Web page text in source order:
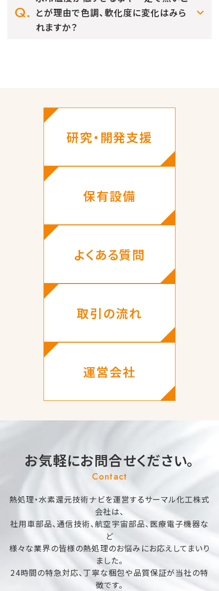
とが理由で色調、軟化度に変化はみら
れますか？
研究・開発支援
保有設備
よくある質問
取引の流れ
運営会社
お気軽にお問合せください。
Contact
熱処理・水素還元技術ナビを運営するサーマル化工株式
会社は、
社用車部品、通信技術、航空宇宙部品、医療電子機器な
ど
様々な業界の皆様の熱処理のお悩みにお応えしてまいり
ました。
24時間の特急対応、丁寧な梱包や品質保証が当社の特
徴です。